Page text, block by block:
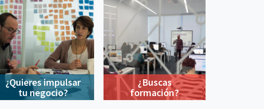
¿Quieres impulsar
tu negocio?
¿Buscas
formación?